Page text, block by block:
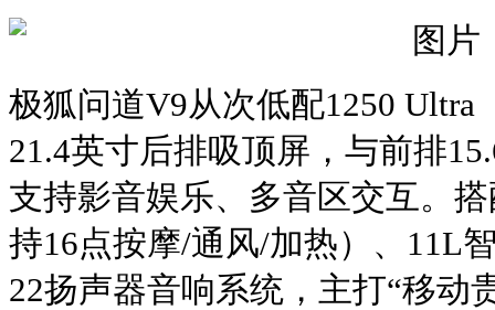
极狐问道V9从次低配1250 Ultra
21.4英寸后排吸顶屏，与前排‌
支持影音娱乐、多音区交互。
持16点按摩/通风/加热）、11L
22扬声器音响系统‌，主打“移动